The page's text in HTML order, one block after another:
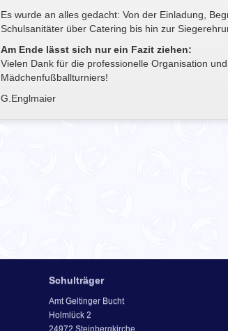
Es wurde an alles gedacht: Von der Einladung,
Schulsanitäter über Catering bis hin zur
Am Ende lässt sich nur ein Fazit ziehen:
Vielen Dank für die professionelle Organisation
Mädchenfußballturniers!
G.Englmaier
Schulträger
Amt Geltinger Bucht
Holmlück 2
24972 Steinbergkirche